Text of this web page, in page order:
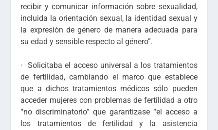
recibir y comunicar información sobre sexualidad,
incluida la orientación sexual, la identidad sexual y
la expresión de género de manera adecuada para
su edad y sensible respecto al género”.
· Solicitaba el acceso universal a los tratamientos
de fertilidad, cambiando el marco que establece
que a dichos tratamientos médicos sólo pueden
acceder mujeres con problemas de fertilidad a otro
“no discriminatorio” que garantizase “el acceso a
los tratamientos de fertilidad y la asistencia